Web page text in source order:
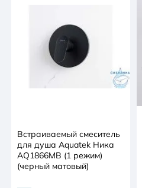
Встраиваемый смеситель
для душа Aquatek Ника
AQ1866MB (1 режим)
(черный матовый)